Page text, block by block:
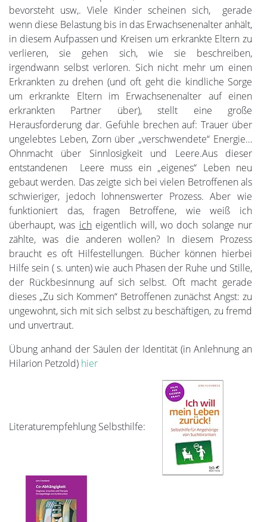
bevorsteht usw,. Viele Kinder scheinen sich, gerade
wenn diese Belastung bis in das Erwachsenenalter anhält,
in diesem Aufpassen und Kreisen um erkrankte Eltern zu
verlieren, sie gehen sich, wie sie beschreiben,
irgendwann selbst verloren. Sich nicht mehr um einen
Erkrankten zu drehen (und oft geht die kindliche Sorge
um erkrankte Eltern im Erwachsenenalter auf einen
erkrankten Partner über), stellt eine große
Herausforderung dar. Gefühle brechen auf: Trauer über
ungelebtes Leben, Zorn über „verschwendete“ Energie…
Ohnmacht über Sinnlosigkeit und Leere.Aus dieser
entstandenen Leere muss ein „eigenes“ Leben neu
gebaut werden. Das zeigte sich bei vielen Betroffenen als
schwieriger, jedoch lohnenswerter Prozess. Aber wie
funktioniert das, fragen Betroffene, wie weiß ich
überhaupt, was icheigentlich will, wo doch solange nur
zählte, was die anderen wollen? In diesem Prozess
braucht es oft Hilfestellungen. Bücher können hierbei
Hilfe sein ( s. unten) wie auch Phasen der Ruhe und Stille,
der Rückbesinnung auf sich selbst. Oft macht gerade
dieses „Zu sich Kommen“ Betroffenen zunächst Angst: zu
ungewohnt, sich mit sich selbst zu beschäftigen, zu fremd
und unvertraut.
Übung anhand der Säulen der Identität (in Anlehnung an
Hilarion Petzold) hier
Literaturempfehlung Selbsthilfe: